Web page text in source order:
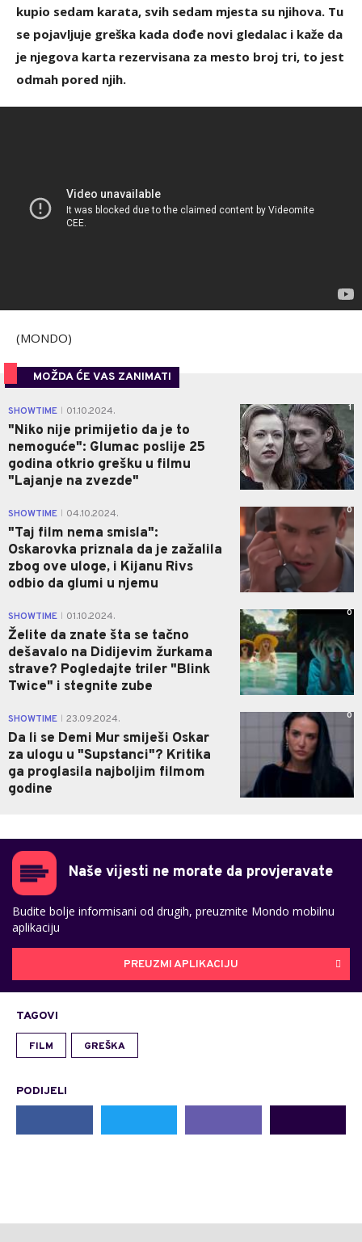
kupio sedam karata, svih sedam mjesta su njihova. Tu
se pojavljuje greška kada dođe novi gledalac i kaže da
je njegova karta rezervisana za mesto broj tri, to jest
odmah pored njih.
(MONDO)
MOŽDA ĆE VAS ZANIMATI
SHOWTIME 01.10.2024.
"Niko nije primijetio da je to
nemoguće": Glumac poslije 25
godina otkrio grešku u filmu
"Lajanje na zvezde"
1
SHOWTIME 04.10.2024.
"Taj film nema smisla":
Oskarovka priznala da je zažalila
zbog ove uloge, i Kijanu Rivs
odbio da glumi u njemu
0
SHOWTIME 01.10.2024.
Želite da znate šta se tačno
dešavalo na Didijevim žurkama
strave? Pogledajte triler "Blink
Twice" i stegnite zube
0
SHOWTIME 23.09.2024.
Da li se Demi Mur smiješi Oskar
za ulogu u "Supstanci"? Kritika
ga proglasila najboljim filmom
godine
0
Naše vijesti ne morate da provjeravate
Budite bolje informisani od drugih, preuzmite Mondo mobilnu
aplikaciju
PREUZMI APLIKACIJU
TAGOVI
FILM GREŠKA
PODIJELI